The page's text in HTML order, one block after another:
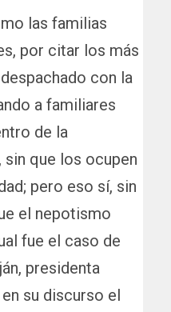
las familias
por citar los más
con la
a familiares
de la
que los ocupen
pero eso sí, sin
el nepotismo
fue el caso de
presidenta
su discurso el